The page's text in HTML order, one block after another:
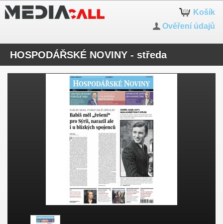
Košík
Ověření údajů
HOSPODÁŘSKÉ NOVINY - středa